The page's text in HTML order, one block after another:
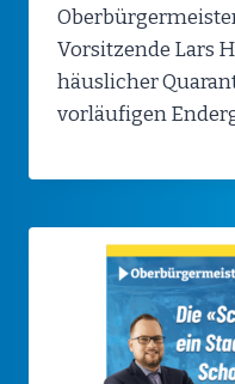
Vorsitzende Lars
häuslicher
vorläufigen